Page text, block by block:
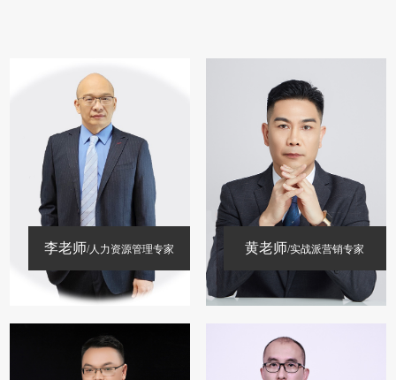
李老师/人力资源管理专家 黄老师/实战派营销专家